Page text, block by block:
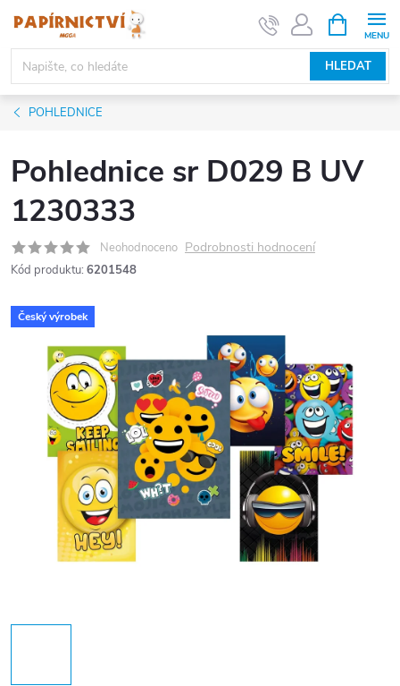
obsah
HLEDAT
NÁKUPNÍ
KOŠÍK
POHLEDNICE
Pohlednice sr D029 B UV
1230333
Neohodnoceno Podrobnosti hodnocení
Kód produktu: 6201548
Český výrobek